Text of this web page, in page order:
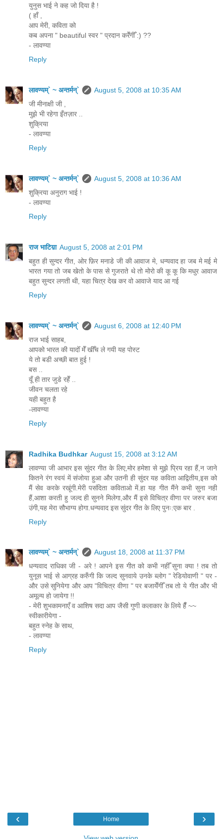
युनुस भाई ने कह जो दिया है !
( हाँ ,
आप मेरी, कविता को
कब अपना " beautiful स्वर " प्रदान करेँगीँ :) ??
- लावण्या
Reply
लावण्यम्` ~ अन्तर्मन्`
August 5, 2008 at 10:35 AM
जी मीनाक्षी जी ,
मुझे भी रहेगा इँतज़ार ..
शुक्रिया
- लावण्या
Reply
लावण्यम्` ~ अन्तर्मन्`
August 5, 2008 at 10:36 AM
शुक्रिया अनुराग भाई !
- लावण्या
Reply
राज भाटिय़ा August 5, 2008 at 2:01 PM
बहुत ही सुन्दर गीत, ओर फ़िर मनाडे जी की आवाज मे, धन्यवाद हा जब मे मई मे
भारत गया तो जब खेतो के पास से गुजराते थे तो मोरो की कू कू कि मधुर आवाज
बहुत सुन्दर लगती थी, यहा चित्र देख कर वो आवाजे याद आ गई
Reply
लावण्यम्` ~ अन्तर्मन्`
August 6, 2008 at 12:40 PM
राज भाई साहब,
आपको भारत की यादोँ मेँ खीँच ले गयी यह पोस्ट
ये तो बडी अच्छी बात हुई !
बस ..
यूँ ही तार जुडे रहेँ ..
जीवन चलता रहे
यही बहुत है
-लावण्या
Reply
Radhika Budhkar August 15, 2008 at 3:12 AM
लावण्या जी आभार इस सुंदर गीत के लिए,मोर हमेशा से मुझे प्रिय रहा हैं,न जाने
कितने रंग स्वयं में संजोया हुआ और उतनी ही सुंदर यह कविता आद्वितीय,इस को
मैं सेव करके रखूंगी.मेरी पसंदिता कविताओ में.हा यह गीत मैंने कभी सुना नही
हैं,आशा करती हु जल्द ही सुनने मिलेगा,और मैं इसे विचित्र वीणा पर जरुर बजा
उंगी,यह मेरा सौभाग्य होगा.धन्यवाद इस सुंदर गीत के लिए पुनः:एक बार .
Reply
लावण्यम्` ~ अन्तर्मन्`
August 18, 2008 at 11:37 PM
धन्यवाद राधिका जी - अरे ! आपने इस गीत को कभी नहीँ सुना क्या ! तब तो
युनूस भाई से आग्रह करुँगी कि जल्द सुनवाये उनके ब्लोग " रेडियोवाणी " पर -
और उसे सुनियेगा और आप "विचित्र वीणा " पर बजायेँगीँ तब तो ये गीत और भी
अमूल्य हो जायेगा !!
- मेरी शुभकामनाएँ व आशिष सदा आप जैसी गुणी कलाकार के लिये हैँ ~~
स्वीकारीयेगा -
बहुत स्नेह के साथ,
- लावण्या
Reply
‹ ›
Home